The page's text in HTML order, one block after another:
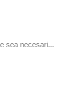
sea necesari...